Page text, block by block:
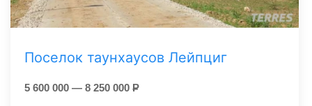
Поселок таунхаусов Лейпциг
5 600 000 — 8 250 000 Р